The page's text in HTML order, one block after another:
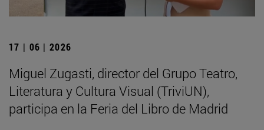
17 | 06 | 2026
Miguel Zugasti, director del Grupo Teatro,
Literatura y Cultura Visual (TriviUN),
participa en la Feria del Libro de Madrid